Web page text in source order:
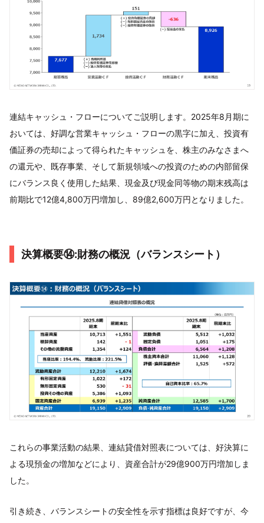
連結キャッシュ・フローについてご説明します。2025年8月期に
おいては、好調な営業キャッシュ・フローの黒字に加え、投資有
価証券の売却によって得られたキャッシュを、株主のみなさまへ
の還元や、既存事業、そして新規領域への投資のための内部留保
にバランス良く使用した結果、現金及び現金同等物の期末残高は
前期比で12億4,800万円増加し、89億2,600万円となりました。
決算概要⑭:財務の概況（バランスシート）
これらの事業活動の結果、連結貸借対照表については、好決算に
よる現預金の増加などにより、資産合計が29億900万円増加しま
した。
引き続き、バランスシートの安全性を示す指標は良好ですが、今